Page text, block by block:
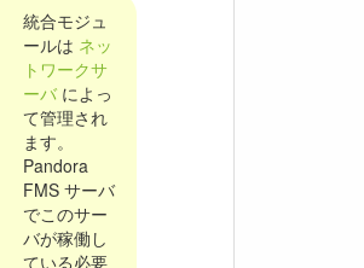
統合モジュ
ールは ネッ
トワークサ
ーバによっ
て管理され
ます。
Pandora
FMS サーバ
でこのサー
バが稼働し
ている必要